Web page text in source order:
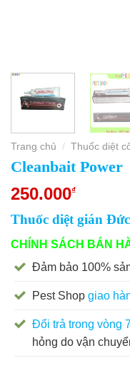
Trang chủ / Thuốc diệt
Cleanbait Power
250.000₫
Thuốc diệt gián
CHÍNH SÁCH BÁN
Đảm bảo 100%
Pest Shop giao
Đổi trả trong vòng
hỏng do vận